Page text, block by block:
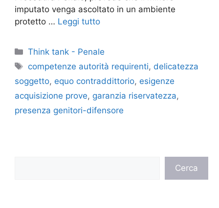
imputato venga ascoltato in un ambiente
protetto … Leggi tutto
Categorie
Think tank - Penale
Tag
competenze autorità requirenti, delicatezza
soggetto, equo contraddittorio, esigenze
acquisizione prove, garanzia riservatezza,
presenza genitori-difensore
Cerca